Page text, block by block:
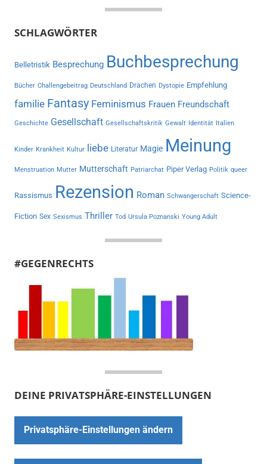
SCHLAGWÖRTER
Belletristik Besprechung Buchbesprechung
Bücher Challengebeitrag Deutschland Drachen Dystopie Empfehlung
familie Fantasy Feminismus Frauen Freundschaft
Geschichte Gesellschaft Gesellschaftskritik Gewalt Identität Italien
Kinder Krankheit Kultur liebe Literatur Magie Meinung
Menstruation Mutter Mutterschaft Patriarchat Piper Verlag Politik queer
Rassismus Rezension Roman Schwangerschaft Science-
Fiction Sex Sexismus Thriller Tod Ursula Poznanski Young Adult
#GEGENRECHTS
DEINE PRIVATSPHÄRE-EINSTELLUNGEN
Privatsphäre-Einstellungen ändern